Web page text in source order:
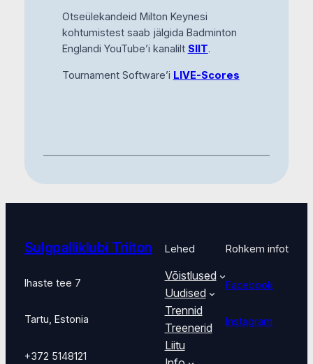
Otseülekandeid Milton Keynesi
kohtumistest saab jälgida Badminton
Englandi YouTube’i kanalilt SIIT.
Tournament Software’i LIVE-Scores
Sulgpalliklubi Triiton
Ihaste tee 7
Tartu, Estonia
+372 5148121
Lehed
Võistlused
Uudised
Trennid
Treenerid
Liitu
Rohkem infot
Facebook
Instagram